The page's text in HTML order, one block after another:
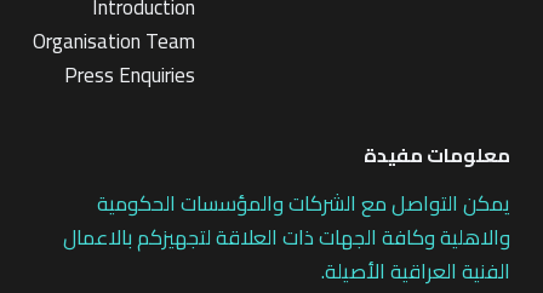
Organisation Team
Press Enquiries
معلومات مفيدة
يمكن التواصل مع الشركات والمؤسسات الحكومية
والاهلية وكافة الجهات ذات العلاقة لتجهيزكم بالاعمال
الفنية العراقية الأصيلة.